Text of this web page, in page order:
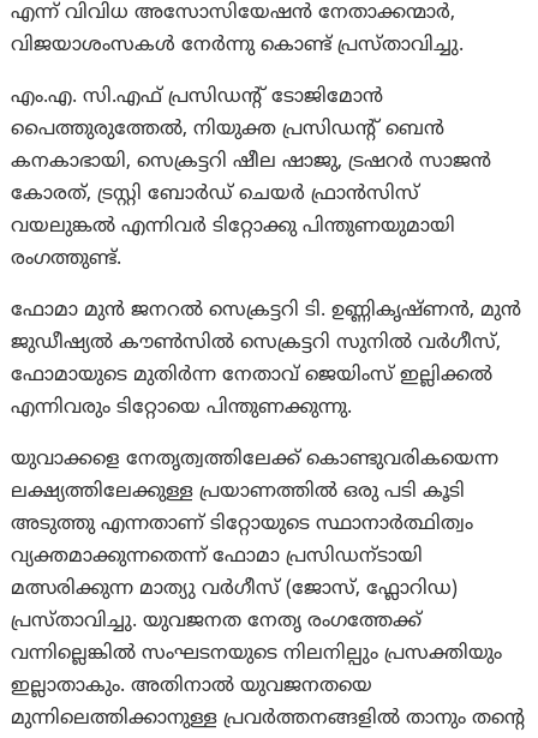
എന്ന് വിവിധ അസോസിയേഷന്‍ നേതാക്കന്മാര്‍,
വിജയാശംസകള്‍ നേര്‍ന്നു കൊണ്ട് പ്രസ്താവിച്ചു.
എം.എ. സി.എഫ് പ്രസിഡൻ്റ് ടോജിമോൻ
പൈത്തുരുത്തേൽ, നിയുക്ത പ്രസിഡന്റ് ബെൻ
കനകാഭായി, സെക്രട്ടറി ഷീല ഷാജു, ട്രഷറർ സാജൻ
കോരത്, ട്രസ്റ്റി ബോർഡ് ചെയർ ഫ്രാൻസിസ്
വയലുങ്കൽ എന്നിവർ ടിറ്റോക്കു പിന്തുണയുമായി
രംഗത്തുണ്ട്.
ഫോമാ മുൻ ജനറൽ സെക്രട്ടറി ടി. ഉണ്ണികൃഷ്‌ണൻ, മുൻ
ജുഡീഷ്യൽ കൗൺസിൽ സെക്രട്ടറി സുനിൽ വർഗീസ്,
ഫോമായുടെ മുതിർന്ന നേതാവ് ജെയിംസ് ഇല്ലിക്കൽ
എന്നിവരും ടിറ്റോയെ പിന്തുണക്കുന്നു.
യുവാക്കളെ നേതൃത്വത്തിലേക്ക് കൊണ്ടുവരികയെന്ന
ലക്ഷ്യത്തിലേക്കുള്ള പ്രയാണത്തിൽ ഒരു പടി കൂടി
അടുത്തു എന്നതാണ് ടിറ്റോയുടെ സ്ഥാനാർത്ഥിത്വം
വ്യക്തമാക്കുന്നതെന്ന് ഫോമാ പ്രസിഡന്ടായി
മത്സരിക്കുന്ന മാത്യു വർഗീസ് (ജോസ്, ഫ്ലോറിഡ)
പ്രസ്താവിച്ചു. യുവജനത നേതൃ രംഗത്തേക്ക്
വന്നില്ലെങ്കിൽ സംഘടനയുടെ നിലനില്പും പ്രസക്തിയും
ഇല്ലാതാകും. അതിനാൽ യുവജനതയെ
മുന്നിലെത്തിക്കാനുള്ള പ്രവർത്തനങ്ങളിൽ താനും തന്റെ